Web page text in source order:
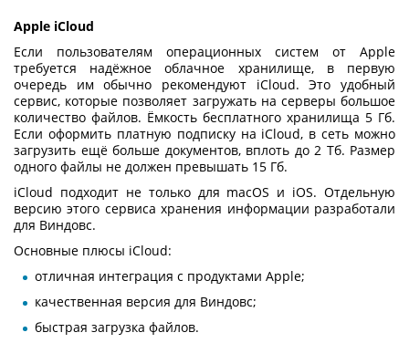
Apple iCloud
Если пользователям операционных систем от Apple
требуется надёжное облачное хранилище, в первую
очередь им обычно рекомендуют iCloud. Это удобный
сервис, которые позволяет загружать на серверы большое
количество файлов. Ёмкость бесплатного хранилища 5 Гб.
Если оформить платную подписку на iCloud, в сеть можно
загрузить ещё больше документов, вплоть до 2 Тб. Размер
одного файлы не должен превышать 15 Гб.
iCloud подходит не только для macOS и iOS. Отдельную
версию этого сервиса хранения информации разработали
для Виндовс.
Основные плюсы iCloud:
отличная интеграция с продуктами Apple;
качественная версия для Виндовс;
быстрая загрузка файлов.